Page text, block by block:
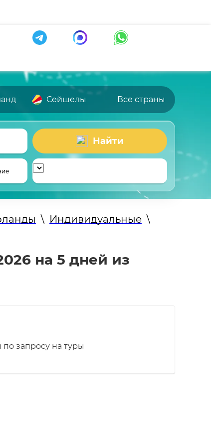
Сейшелы Все страны
Найти
\ Индивидуальные \
на 5 дней из
запросу на туры